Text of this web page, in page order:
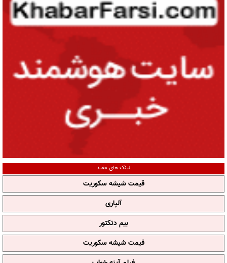
لینک های مفید
قیمت شیشه سکوریت
آلپاری
بیم دتکتور
قیمت شیشه سکوریت